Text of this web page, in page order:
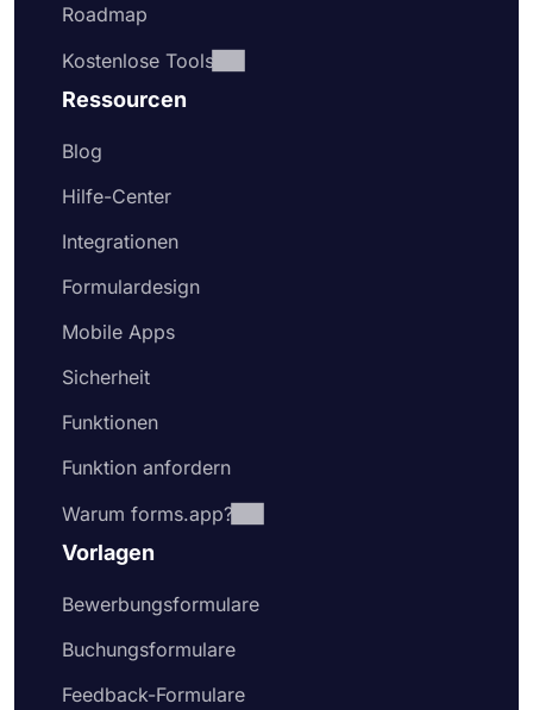
Roadmap
Kostenlose Tools
Ressourcen
Blog
Hilfe-Center
Integrationen
Formulardesign
Mobile Apps
Sicherheit
Funktionen
Funktion anfordern
Warum forms.app?
Vorlagen
Bewerbungsformulare
Buchungsformulare
Feedback-Formulare